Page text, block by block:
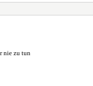
nie zu tun